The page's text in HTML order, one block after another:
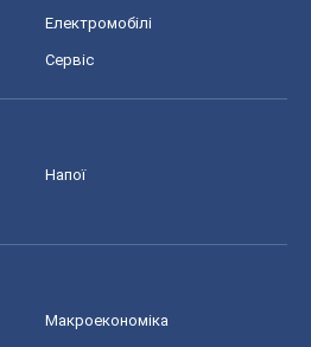
Електромобілі
Сервіс
Напої
Макроекономіка